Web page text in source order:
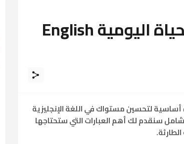
أهم الجمل الإنجليزية في الحياة اليومية English
لتحسين مستواك في اللغة الإنجليزية
سنقدم لك أهم العبارات التي ستحتاجها